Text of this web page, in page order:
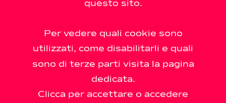
questo sito.
Per vedere quali cookie sono
utilizzati, come disabilitarli e quali
sono di terze parti visita la pagina
dedicata.
Clicca per accettare o accedere